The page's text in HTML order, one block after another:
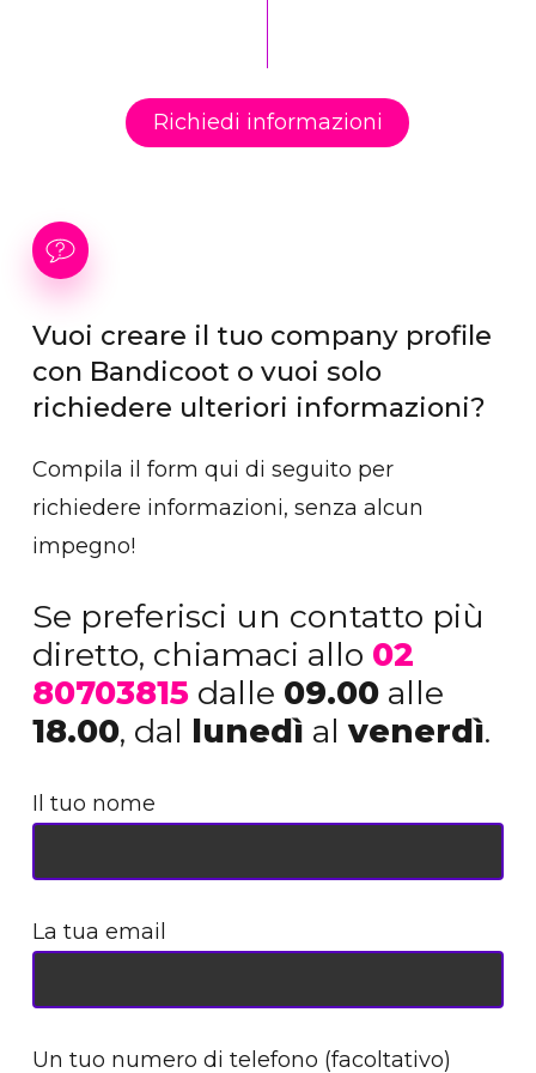
Richiedi informazioni
Vuoi creare il tuo company profile
con Bandicoot o vuoi solo
richiedere ulteriori informazioni?
Compila il form qui di seguito per
richiedere informazioni, senza alcun
impegno!
Se preferisci un contatto più
diretto, chiamaci allo 02
80703815dalle 09.00alle
18.00, dal lunedì alvenerdì.
Il tuo nome
La tua email
Un tuo numero di telefono (facoltativo)